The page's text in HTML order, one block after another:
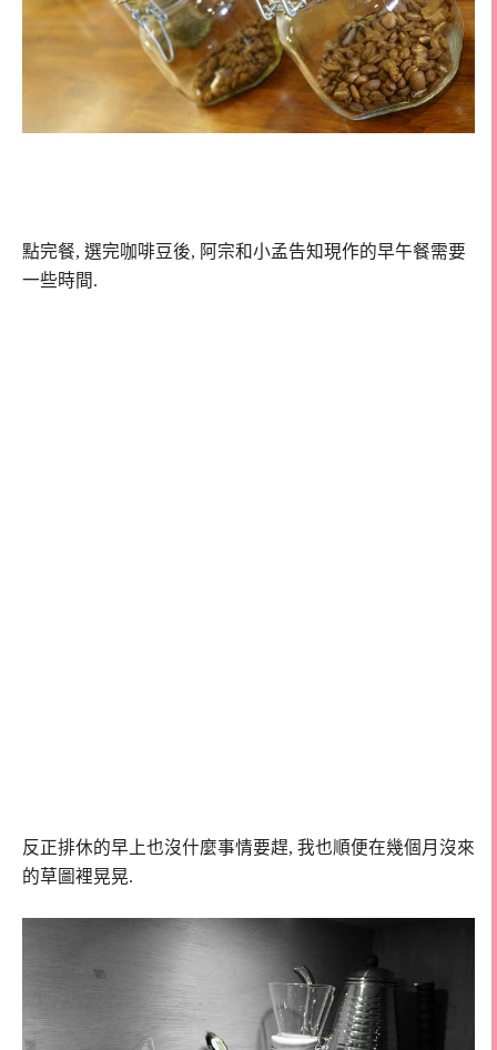
點完餐, 選完咖啡豆後, 阿宗和小孟告知現作的早午餐需要
一些時間.
反正排休的早上也沒什麼事情要趕, 我也順便在幾個月沒來
的草圖裡晃晃.